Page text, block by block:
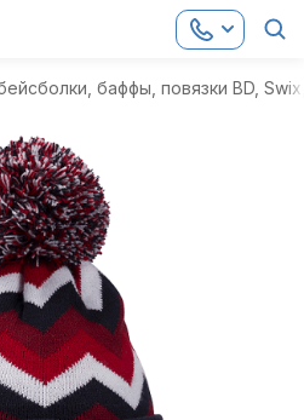
баффы, повязки BD,